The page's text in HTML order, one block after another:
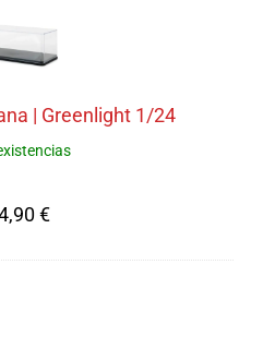
1/64
peana
Greenlight
1/24
| Greenlight 1/24
€